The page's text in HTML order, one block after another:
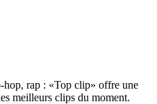
rap : «Top clip» offre une
meilleurs clips du moment.